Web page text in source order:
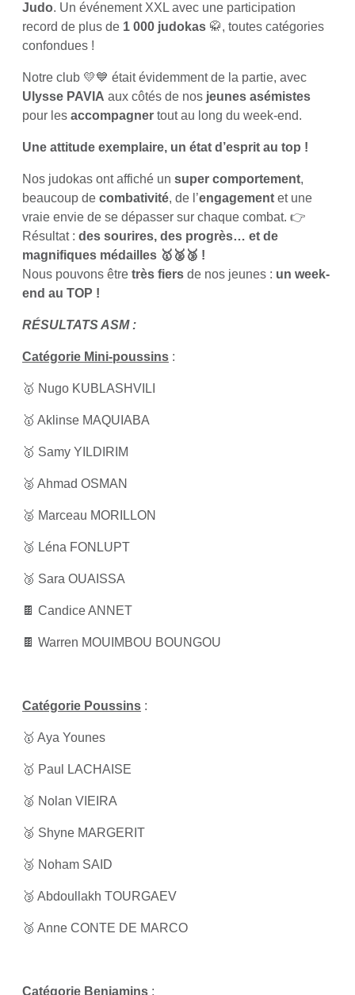
Judo. Un événement XXL avec une participation
record de plus de 1 000 judokas 🥋, toutes catégories
confondues !
Notre club 💛💙 était évidemment de la partie, avec
Ulysse PAVIA aux côtés de nos jeunes asémistes
pour les accompagner tout au long du week-end.
Une attitude exemplaire, un état d’esprit au top !
Nos judokas ont affiché un super comportement,
beaucoup de combativité, de l’engagement et une
vraie envie de se dépasser sur chaque combat. 👉
Résultat : des sourires, des progrès… et de
magnifiques médailles 🥇🥈🥉 !
Nous pouvons être très fiers de nos jeunes : un week-
end au TOP !
RÉSULTATS ASM :
Catégorie Mini-poussins :
🥇 Nugo KUBLASHVILI
🥇 Aklinse MAQUIABA
🥇 Samy YILDIRIM
🥈 Ahmad OSMAN
🥈 Marceau MORILLON
🥉 Léna FONLUPT
🥉 Sara OUAISSA
🍫 Candice ANNET
🍫 Warren MOUIMBOU BOUNGOU
Catégorie Poussins :
🥇 Aya Younes
🥇 Paul LACHAISE
🥈 Nolan VIEIRA
🥈 Shyne MARGERIT
🥉 Noham SAID
🥉 Abdoullakh TOURGAEV
🥉 Anne CONTE DE MARCO
Catégorie Benjamins :